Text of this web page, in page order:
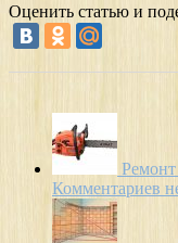
Оценить статью и
Комментариев